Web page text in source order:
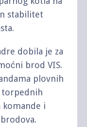
stabilitet
dobila je za
brod VIS.
plovnih
torpednih
komande i